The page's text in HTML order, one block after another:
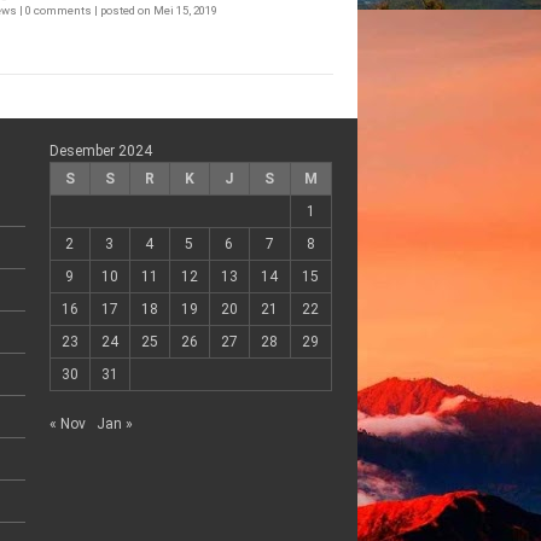
| 0 comments | posted on Mei 15, 2019
Desember 2024
S
S R K J S
M
1
2
3 4 5 6 7
8
9
10 11 12 13 14
15
16
17 18 19 20 21
22
23
24 25 26 27 28
29
30
31
« Nov Jan »